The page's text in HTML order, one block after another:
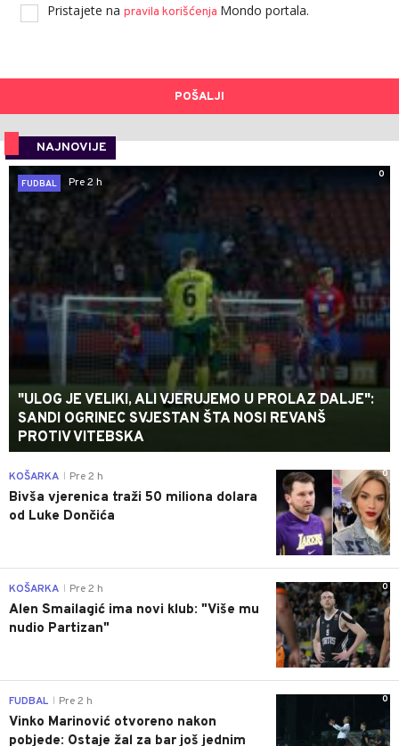
Pristajete na pravila korišćenja Mondo portala.
POŠALJI
NAJNOVIJE
0
FUDBAL
Pre 2 h
"ULOG JE VELIKI, ALI VJERUJEMO U PROLAZ DALJE":
SANDI OGRINEC SVJESTAN ŠTA NOSI REVANŠ
PROTIV VITEBSKA
0
KOŠARKA Pre 2 h
Bivša vjerenica traži 50 miliona dolara
od Luke Dončića
0
KOŠARKA Pre 2 h
Alen Smailagić ima novi klub: "Više mu
nudio Partizan"
0
FUDBAL Pre 2 h
Vinko Marinović otvoreno nakon
pobjede: Ostaje žal za bar još jednim